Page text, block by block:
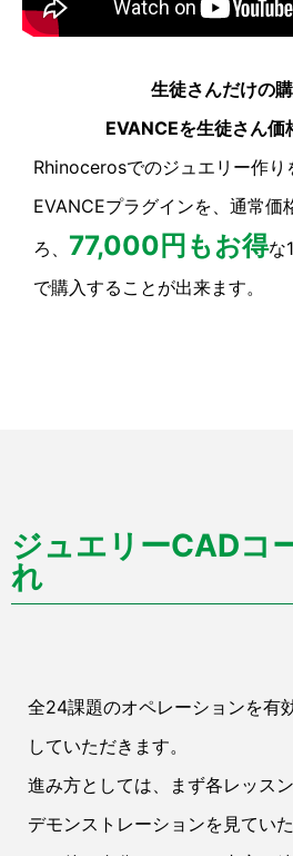
生徒さんだけの
EVANCEを生徒さん価
Rhinocerosでのジュエリー作り
EVANCEプラグインを、通常価
ろ、 77,000円もお得な
で購入することが出来ます。
ジュエリーCADコ
れ
全24課題のオペレーションを有
していただきます。
進み方としては、まず各レッス
デモンストレーションを見ていた